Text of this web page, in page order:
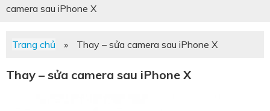
camera sau iPhone X
Trang chủ » Thay – sửa camera sau iPhone X
Thay – sửa camera sau iPhone X